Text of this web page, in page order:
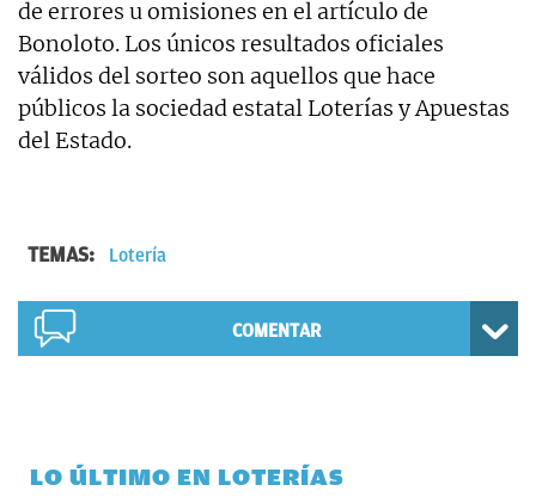
de errores u omisiones en el artículo de
Bonoloto. Los únicos resultados oficiales
válidos del sorteo son aquellos que hace
públicos la sociedad estatal Loterías y Apuestas
del Estado.
TEMAS: Lotería
COMENTAR
LO ÚLTIMO EN LOTERÍAS